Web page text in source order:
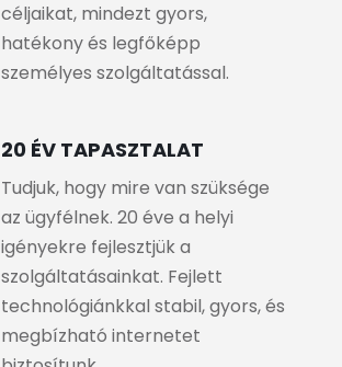
céljaikat, mindezt gyors,
hatékony és legfőképp
személyes szolgáltatással.
20 ÉV TAPASZTALAT
Tudjuk, hogy mire van szüksége
az ügyfélnek. 20 éve a helyi
igényekre fejlesztjük a
szolgáltatásainkat. Fejlett
technológiánkkal stabil, gyors, és
megbízható internetet